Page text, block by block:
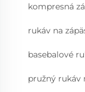
kompresná
rukáv na
basebalové
pružný rukáv